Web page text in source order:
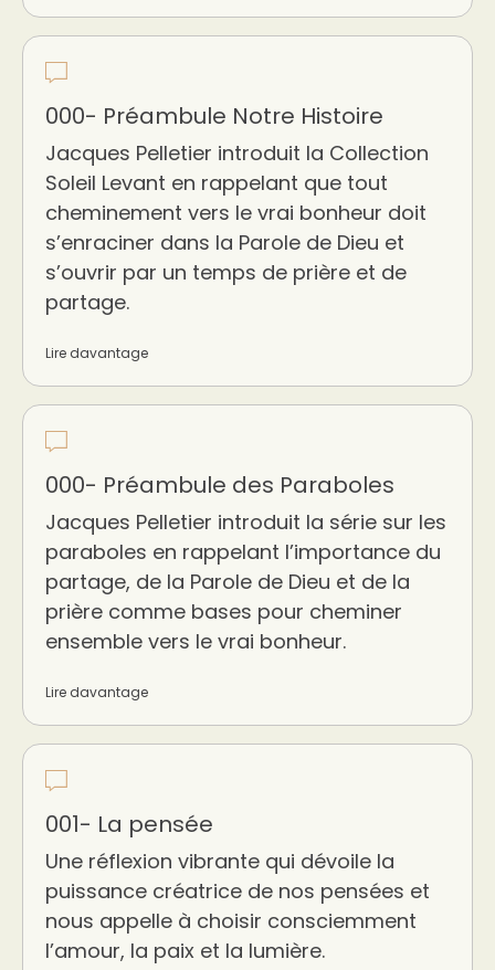
000- Préambule Notre Histoire
Jacques Pelletier introduit la Collection
Soleil Levant en rappelant que tout
cheminement vers le vrai bonheur doit
s’enraciner dans la Parole de Dieu et
s’ouvrir par un temps de prière et de
partage.
Lire davantage
000- Préambule des Paraboles
Jacques Pelletier introduit la série sur les
paraboles en rappelant l’importance du
partage, de la Parole de Dieu et de la
prière comme bases pour cheminer
ensemble vers le vrai bonheur.
Lire davantage
001- La pensée
Une réflexion vibrante qui dévoile la
puissance créatrice de nos pensées et
nous appelle à choisir consciemment
l’amour, la paix et la lumière.